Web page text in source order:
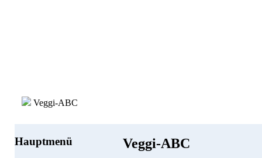
Veggi-ABC
Hauptmenü Veggi-ABC